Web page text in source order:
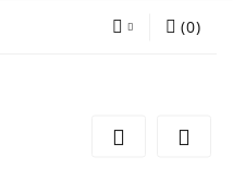
Wyślij e-mail
(0)